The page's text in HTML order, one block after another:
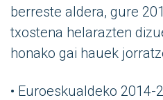
berreste aldera, gure
txostena helarazten
honako gai hauek
• Euroeskualdeko 2014-